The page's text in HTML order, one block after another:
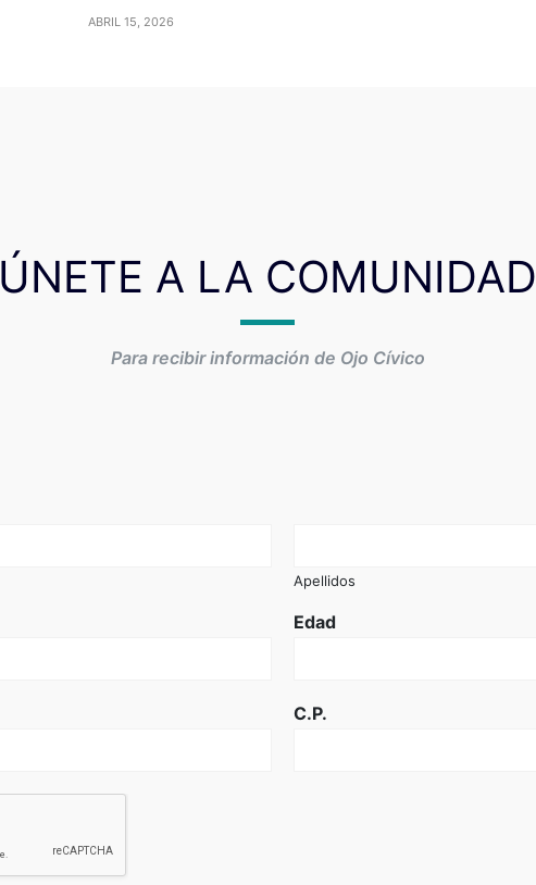
ABRIL 15, 2026
ÚNETE A LA COMUNIDAD
Para recibir información de Ojo Cívico
Apellidos
Edad
C.P.